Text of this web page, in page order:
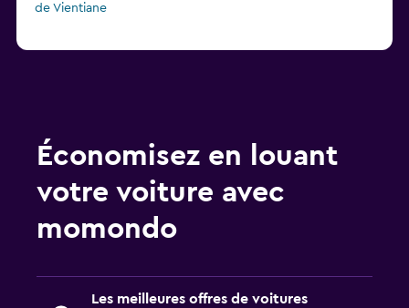
de Vientiane
Économisez en louant
votre voiture avec
momondo
Les meilleures offres de voitures